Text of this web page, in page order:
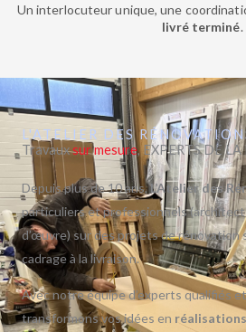
Un interlocuteur unique, une
livré terminé.
L'ATELIER DES
Travauxsur mesure, EXPERTS DE
Depuis plus de 10 ans,L’Atelier des
particuliers et professionnels
d’œuvre) sur des projets de rénovation
cadrage à la livraison.
Avec notre équipe d’experts qualifiés
transformons vos idées en